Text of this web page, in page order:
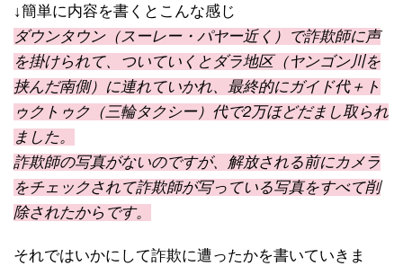
↓簡単に内容を書くとこんな感じ
ダウンタウン（スーレー・パヤー近く）で詐欺師に声
を掛けられて、ついていくとダラ地区（ヤンゴン川を
挟んだ南側）に連れていかれ、最終的にガイド代＋ト
ゥクトゥク（三輪タクシー）代で2万ほどだまし取られ
ました。
詐欺師の写真がないのですが、解放される前にカメラ
をチェックされて詐欺師が写っている写真をすべて削
除されたからです。
それではいかにして詐欺に遭ったかを書いていきま